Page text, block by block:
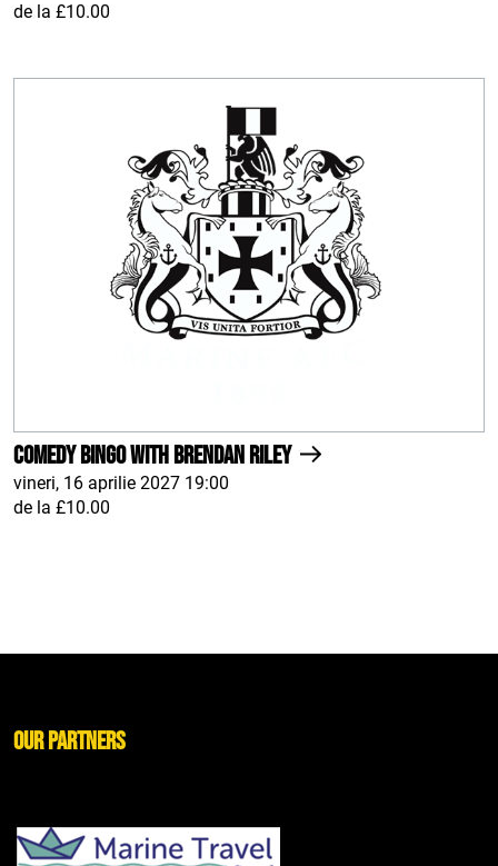
de la £10.00
Comedy Bingo With Brendan Riley
vineri, 16 aprilie 2027 19:00
de la £10.00
Our Partners